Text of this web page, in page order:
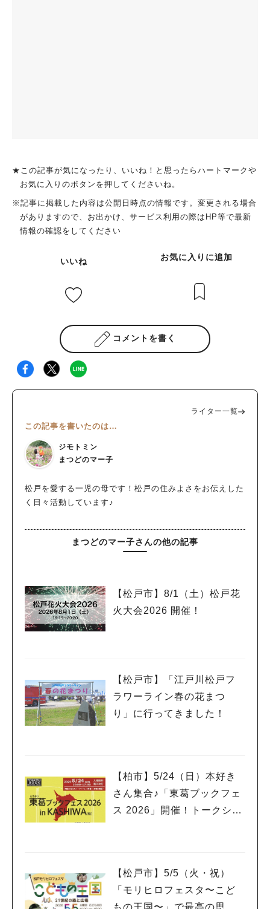
★この記事が気になったり、いいね！と思ったらハートマークや
お気に入りのボタンを押してくださいね。
※記事に掲載した内容は公開日時点の情報です。変更される場合
がありますので、お出かけ、サービス利用の際はHP等で最新
情報の確認をしてください
いいね お気に入りに追加
コメントを書く
ライター一覧
この記事を書いたのは…
ジモトミン
まつどのマー子
松戸を愛する一児の母です！松戸の住みよさをお伝えした
く日々活動しています♪
まつどのマー子さんの他の記事
【松戸市】8/1（土）松戸花
火大会2026 開催！
【松戸市】「江戸川松戸フ
ラワーライン春の花まつ
り」に行ってきました！
【柏市】5/24（日）本好き
さん集合♪「東葛ブックフェ
ス 2026」開催！トークショ
【松戸市】5/5（火・祝）
「モリヒロフェスタ〜こど
もの王国〜」で最高の思い
#教えたい／教えて投稿記事
#教えたい/こんなの見つけた